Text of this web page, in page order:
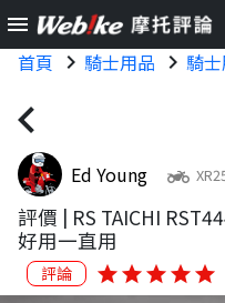
menu
首頁 chevron_right 騎士用品 chevron_right 騎
chevron_left
Ed Young two_wheeler
評價 | RS TAICHI
(黑/灰)
好用一直用
評論 starstarstarstarstar